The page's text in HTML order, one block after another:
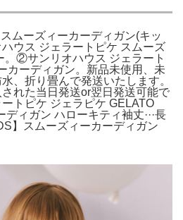
ムーズィーカーディガン(キッ
ウス ジェラートピケ スムーズ
。②サンリオハウス ジェラート
カーディガン。新品未使用、未
、折り畳んで発送いたします。
れた当日発送or翌日発送可能で
トピケ ジェラピケ GELATO
ィガン ハローキティ袖丈···長
】スムーズィーカーディガン